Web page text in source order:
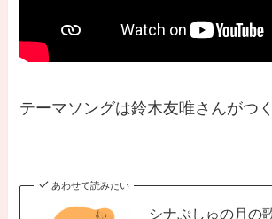
テーマソングは鈴木友唯さんがつ
あわせて読みたい
シナぷしゅの月の